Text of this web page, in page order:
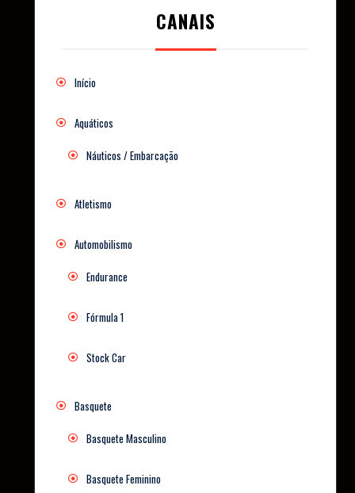
CANAIS
Início
Aquáticos
Náuticos / Embarcação
Atletismo
Automobilismo
Endurance
Fórmula 1
Stock Car
Basquete
Basquete Masculino
Basquete Feminino